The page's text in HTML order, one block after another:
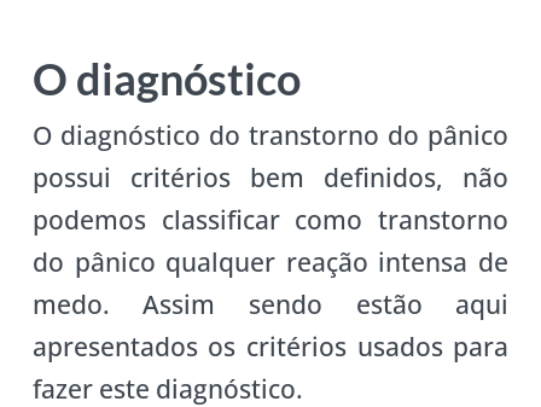
O diagnóstico
O diagnóstico do transtorno do pânico
possui critérios bem definidos, não
podemos classificar como transtorno
do pânico qualquer reação intensa de
medo. Assim sendo estão aqui
apresentados os critérios usados para
fazer este diagnóstico.